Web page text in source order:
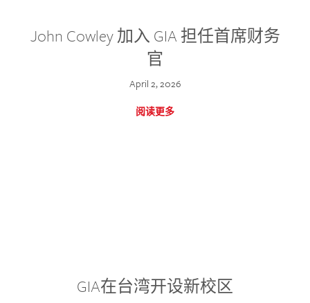
John Cowley 加入 GIA 担任首席财务
官
April 2, 2026
阅读更多
GIA在台湾开设新校区